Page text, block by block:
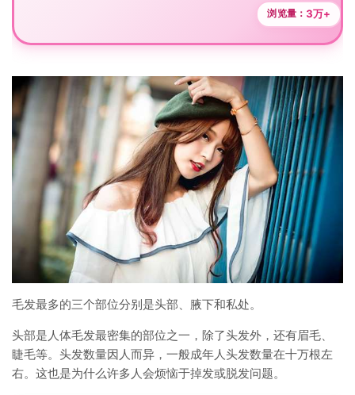
浏览量： 3万+
毛发最多的三个部位分别是头部、腋下和私处。
头部是人体毛发最密集的部位之一，除了头发外，还有眉毛、
睫毛等。头发数量因人而异，一般成年人头发数量在十万根左
右。这也是为什么许多人会烦恼于掉发或脱发问题。